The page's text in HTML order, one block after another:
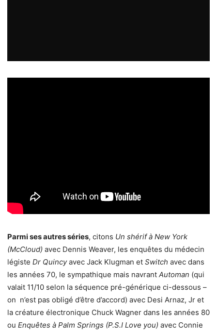
Parmi ses autres séries, citons Un shérif à New York
(McCloud) avec Dennis Weaver, les enquêtes du médecin
légiste Dr Quincyavec Jack Klugman et Switch avec dans
les années 70, le sympathique mais navrant Automan (qui
valait 11/10 selon la séquence pré-générique ci-dessous –
on n’est pas obligé d’être d’accord) avec Desi Arnaz, Jr et
la créature électronique Chuck Wagner dans les années 80
ou Enquêtes à Palm Springs (P.S.I Love you) avec Connie